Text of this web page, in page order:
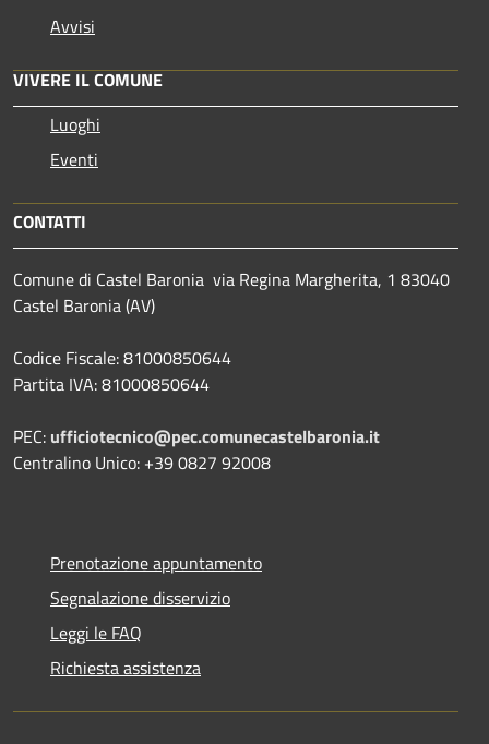
Avvisi
VIVERE IL COMUNE
Luoghi
Eventi
CONTATTI
Comune di Castel Baronia via Regina Margherita, 1 83040
Castel Baronia (AV)
Codice Fiscale: 81000850644
Partita IVA: 81000850644
PEC: ufficiotecnico@pec.comunecastelbaronia.it
Centralino Unico: +39 0827 92008
Prenotazione appuntamento
Segnalazione disservizio
Leggi le FAQ
Richiesta assistenza